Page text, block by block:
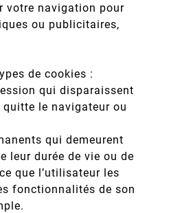
votre navigation pour
ou publicitaires,
de cookies :
qui disparaissent
quitte le navigateur ou
qui demeurent
leur durée de vie ou de
que l’utilisateur les
fonctionnalités de son